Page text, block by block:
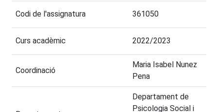
Codi de l'assignatura 361050
Curs acadèmic 2022/2023
Coordinació
Maria Isabel Nunez
Pena
Departament de
Psicologia Social i